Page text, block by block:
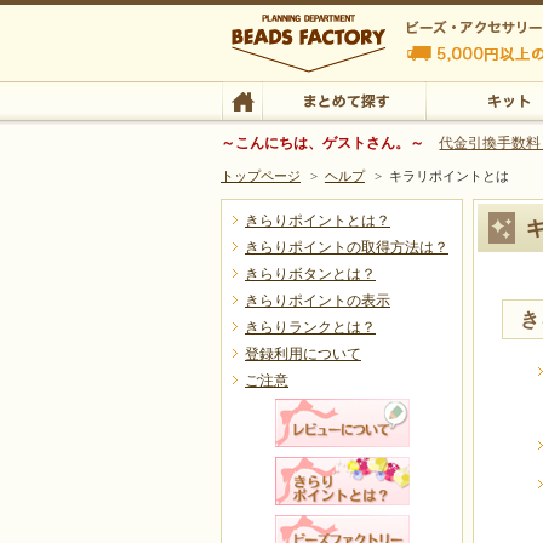
ビーズファクトリー ビーズ・パーツ・金具など
TOP まとめて探す キット
～こんにちは、ゲストさん。～ 代金引換手数
トップページ > ヘルプ > キラリポイントとは
きらりポイントとは？
きらりポイントの取得方法は？
きらりボタンとは？
きらりポイントの表示
きらりランクとは？
登録利用について
ご注意